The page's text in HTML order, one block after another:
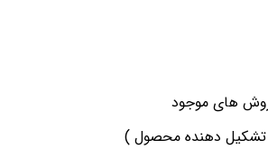
روش های موجود
تشکیل دهنده محصول )